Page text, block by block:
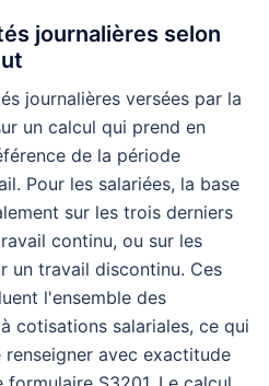
journalières selon
journalières versées par la
un calcul qui prend en
de la période
Pour les salariées, la base
sur les trois derniers
continu, ou sur les
un travail discontinu. Ces
l'ensemble des
cotisations salariales, ce qui
avec exactitude